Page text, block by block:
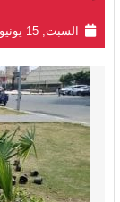
السبت, 15 يونيو 2024